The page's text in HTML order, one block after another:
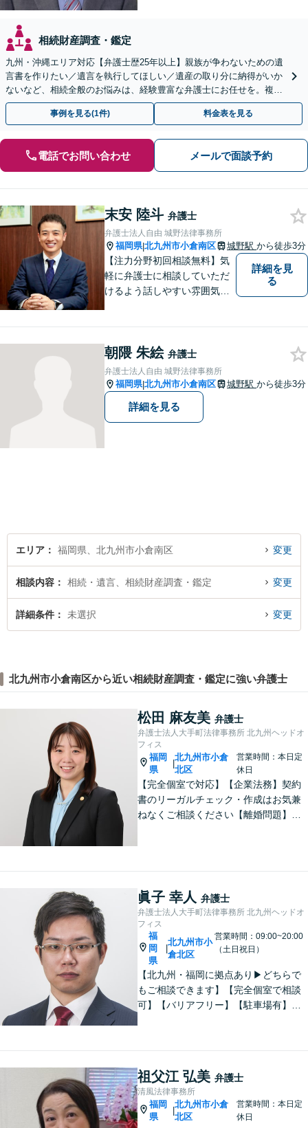
相続財産調査・鑑定
九州・沖縄エリア対応【弁護士歴25年以上】親族が争わないための遺
言書を作りたい／遺言を執行してほしい／遺産の取り分に納得がいか
ないなど、相続全般のお悩みは、経験豊富な弁護士にお任せを。複雑
な問題も粘り強く対応し、解決に導きます。
事例を見る(1件) 料金表を見る
電話でお問い合わせ メールで面談予約
末安 陸斗 弁護士
弁護士法人自由 城野法律事務所
福岡県|北九州市小倉南区 城野駅 から徒歩3分
【注力分野初回相談無料】気
軽に弁護士に相談していただ
けるよう話しやすい雰囲気を
ば、些細なことでもお気軽に
お問い合わせください。
詳細を見
る
朝隈 朱絵 弁護士
弁護士法人自由 城野法律事務所
福岡県|北九州市小倉南区 城野駅 から徒歩3分
詳細を見る
エリア 福岡県、北九州市小倉南区 変更
相談内容 相続・遺言、相続財産調査・鑑定 変更
詳細条件 未選択 変更
北九州市小倉南区から近い相続財産調査・鑑定に強い弁護士
松田 麻友美 弁護士
弁護士法人大手町法律事務所 北九州ヘッドオ
フィス
福岡
県
|
北九州市小倉
北区
営業時間：本日定
休日
【完全個室で対応】【企業法務】契約
書のリーガルチェック・作成はお気兼
ねなくご相談ください【離婚問題】不
眞子 幸人 弁護士
弁護士法人大手町法律事務所 北九州ヘッドオ
フィス
福
岡
県
|
北九州市小
倉北区
営業時間：09:00~20:00
（土日祝日）
【北九州・福岡に拠点あり▶どちらで
もご相談できます】【完全個室で相談
可】【バリアフリー】【駐車場有】法
活かした総合力で課題解決をサポート
い。
祖父江 弘美 弁護士
清風法律事務所
福岡
県
|
北九州市小倉
北区
営業時間：本日定
休日